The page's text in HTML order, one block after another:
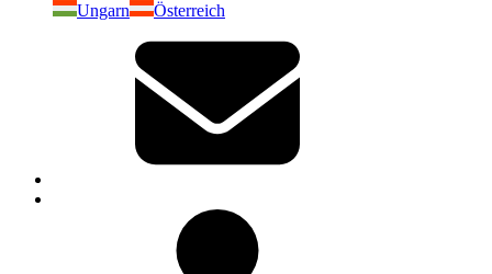
Ungarn
Österreich